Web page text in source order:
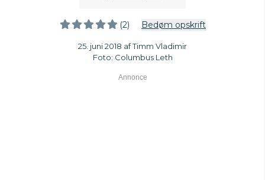
(2) Bedøm opskrift
25. juni 2018 af Timm Vladimir
Foto: Columbus Leth